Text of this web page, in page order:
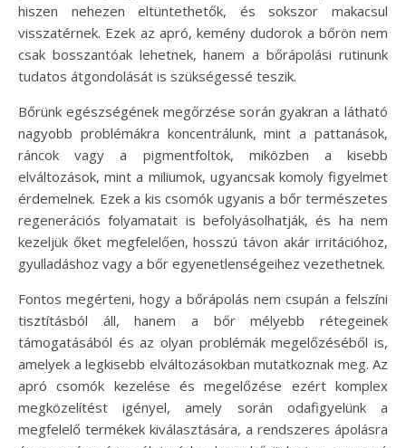
hiszen nehezen eltüntethetők, és sokszor makacsul
visszatérnek. Ezek az apró, kemény dudorok a bőrön nem
csak bosszantóak lehetnek, hanem a bőrápolási rutinunk
tudatos átgondolását is szükségessé teszik.
Bőrünk egészségének megőrzése során gyakran a látható
nagyobb problémákra koncentrálunk, mint a pattanások,
ráncok vagy a pigmentfoltok, miközben a kisebb
elváltozások, mint a miliumok, ugyancsak komoly figyelmet
érdemelnek. Ezek a kis csomók ugyanis a bőr természetes
regenerációs folyamatait is befolyásolhatják, és ha nem
kezeljük őket megfelelően, hosszú távon akár irritációhoz,
gyulladáshoz vagy a bőr egyenetlenségeihez vezethetnek.
Fontos megérteni, hogy a bőrápolás nem csupán a felszíni
tisztításból áll, hanem a bőr mélyebb rétegeinek
támogatásából és az olyan problémák megelőzéséből is,
amelyek a legkisebb elváltozásokban mutatkoznak meg. Az
apró csomók kezelése és megelőzése ezért komplex
megközelítést igényel, amely során odafigyelünk a
megfelelő termékek kiválasztására, a rendszeres ápolásra